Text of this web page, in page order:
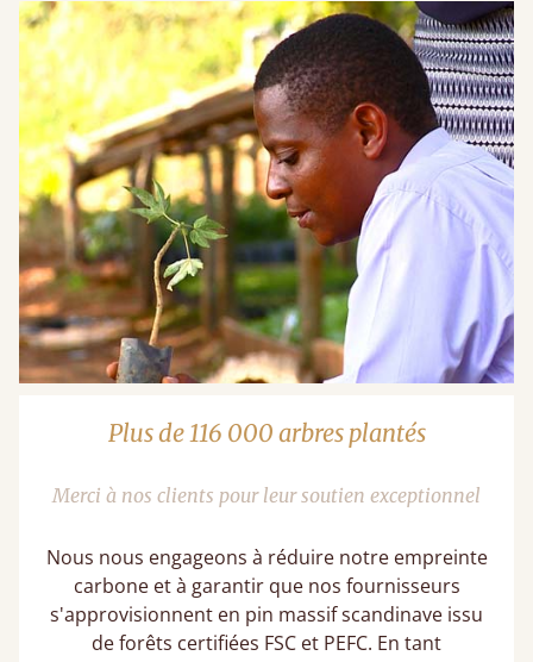
Plus de 116 000 arbres plantés
Merci à nos clients pour leur soutien exceptionnel
Nous nous engageons à réduire notre empreinte
carbone et à garantir que nos fournisseurs
s'approvisionnent en pin massif scandinave issu
de forêts certifiées FSC et PEFC. En tant